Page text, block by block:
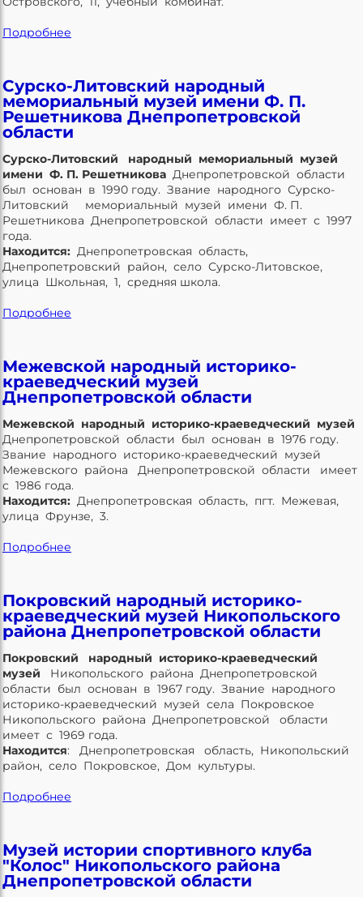
Подробнее
Сурско-Литовский народный
мемориальный музей имени Ф. П.
Решетникова Днепропетровской
области
Сурско-Литовский народный мемориальный музей
имени Ф. П. Решетникова Днепропетровской области
был основан в 1990 году. Звание народного Сурско-
Литовский мемориальный музей имени Ф. П.
Решетникова Днепропетровской области имеет с 1997
года.
Находится: Днепропетровская область,
Днепропетровский район, село Сурско-Литовское,
улица Школьная, 1, средняя школа.
Подробнее
Межевской народный историко-
краеведческий музей
Днепропетровской области
Межевской народный историко-краеведческий музей
Днепропетровской области был основан в 1976 году.
Звание народного историко-краеведческий музей
Межевского района Днепропетровской области имеет
с 1986 года.
Находится: Днепропетровская область, пгт. Межевая,
улица Фрунзе, 3.
Подробнее
Покровский народный историко-
краеведческий музей Никопольского
района Днепропетровской области
Покровский народный историко-краеведческий
музей Никопольского района Днепропетровской
области был основан в 1967 году. Звание народного
историко-краеведческий музей села Покровское
Никопольского района Днепропетровской области
имеет с 1969 года.
Находится: Днепропетровская область, Никопольский
район, село Покровское, Дом культуры.
Подробнее
Музей истории спортивного клуба
"Колос" Никопольского района
Днепропетровской области